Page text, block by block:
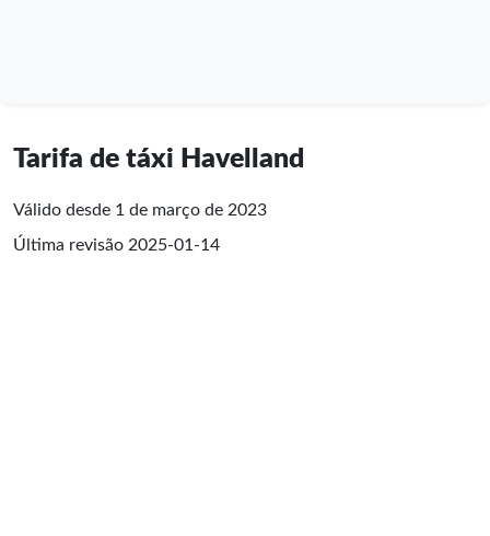
Tarifa de táxi Havelland
Válido desde 1 de março de 2023
Última revisão 2025-01-14